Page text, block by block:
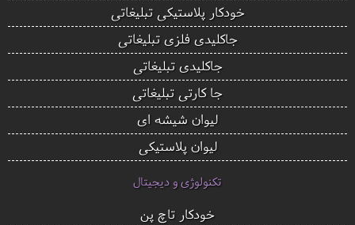
خودکار پلاستیکی تبلیغاتی
جاکلیدی فلزی تبلیغاتی
جاکلیدی تبلیغاتی
جا کارتی تبلیغاتی
لیوان شیشه ای
لیوان پلاستیکی
تکنولوژی و دیجیتال
خودکار تاچ پن